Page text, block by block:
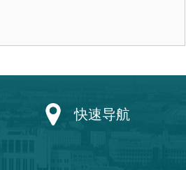
快速导航